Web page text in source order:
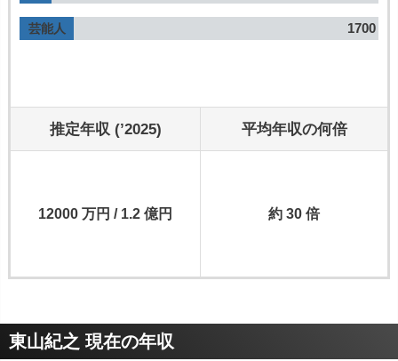
芸能人 1700
推定年収 (’2025) 平均年収の何倍
12000 万円 / 1.2 億円 約 30 倍
東山紀之 現在の年収